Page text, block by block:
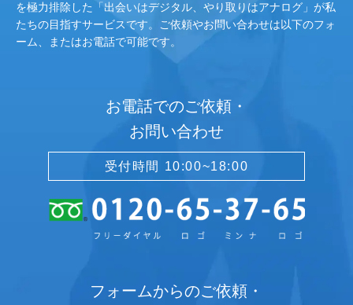
を極力排除した「出会いはデジタル、やり取りはアナログ」が私
たちの目指すサービスです。ご依頼やお問い合わせは以下のフォ
ーム、またはお電話で可能です。
お電話でのご依頼・
お問い合わせ
受付時間 10:00~18:00
フォームからのご依頼・